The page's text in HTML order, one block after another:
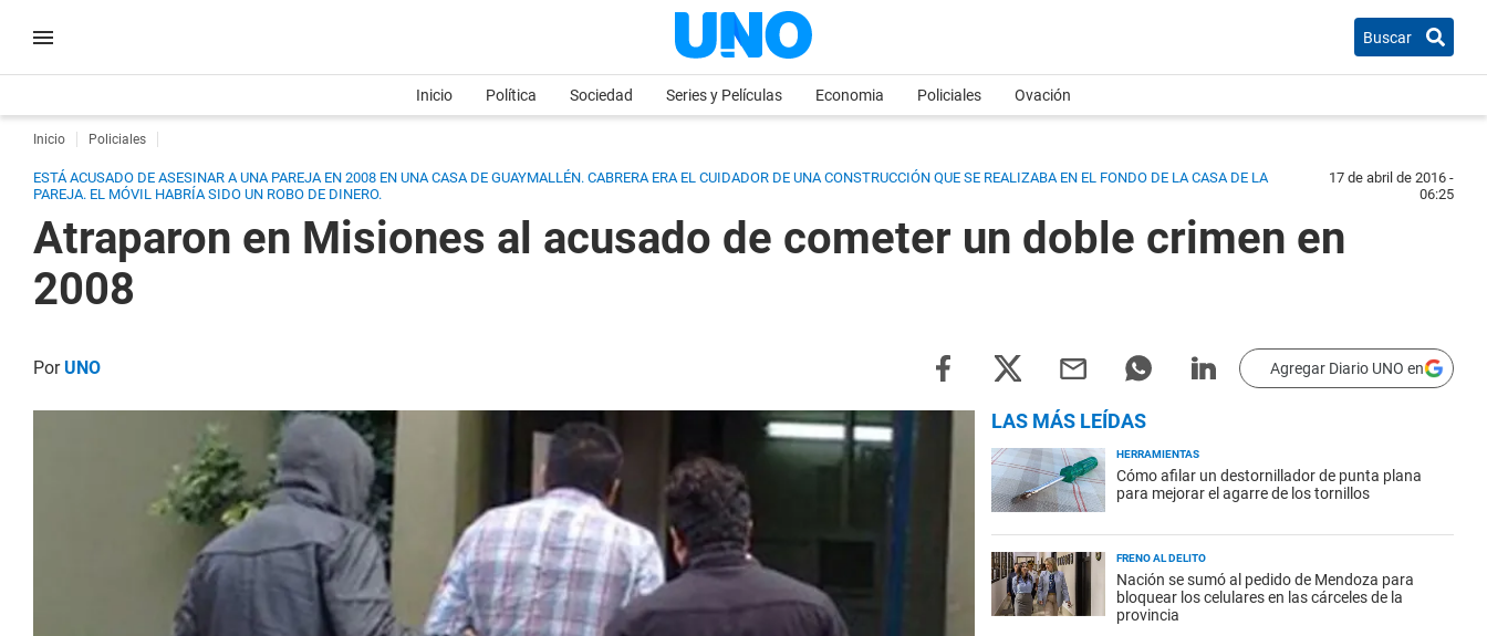
Buscar
Inicio Política Sociedad Series y Películas Economia Policiales Ovación
Inicio Policiales
ESTÁ ACUSADO DE ASESINAR A UNA PAREJA EN 2008 EN UNA CASA DE GUAYMALLÉN. CABRERA ERA EL CUIDADOR DE UNA CONSTRUCCIÓN QUE SE REALIZABA EN EL FONDO DE LA CASA DE LA
PAREJA. EL MÓVIL HABRÍA SIDO UN ROBO DE DINERO.
17 de abril de 2016 -
06:25
Atraparon en Misiones al acusado de cometer un doble crimen en
2008
PorUNO Agregar Diario UNO en
LAS MÁS LEÍDAS
HERRAMIENTAS
Cómo afilar un destornillador de punta plana
para mejorar el agarre de los tornillos
FRENO AL DELITO
Nación se sumó al pedido de Mendoza para
bloquear los celulares en las cárceles de la
provincia